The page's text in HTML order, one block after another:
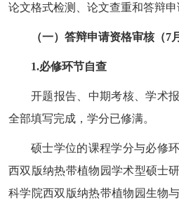
论文格式检测、论文查重和答辩申
（一）答辩申请资格审核（7月
1.必修环节自查
开题报告、中期考核、学术
全部填写完成，学分已修满。
硕士学位的课程学分与必修
西双版纳热带植物园学术型硕士
科学院西双版纳热带植物园生物